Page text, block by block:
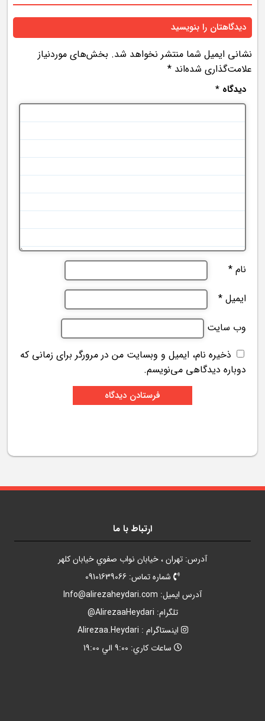
دیدگاهتان را بنویسید
نشانی ایمیل شما منتشر نخواهد شد. بخش‌های موردنیاز
علامت‌گذاری شده‌اند *
دیدگاه *
نام *
ایمیل *
وب‌ سایت
ذخیره نام، ایمیل و وبسایت من در مرورگر برای زمانی که
دوباره دیدگاهی می‌نویسم.
ارتباط با ما
آدرس: تهران ، خيابان نواب صفوي خيابان کلهر
شماره تماس: 09101639066
آدرس ايميل: Info@alirezaheydari.com
تلگرام: AlirezaaHeydari@
اينستاگرام : Alirezaa.Heydari
ساعات کاري: 9:00 الي 19:00